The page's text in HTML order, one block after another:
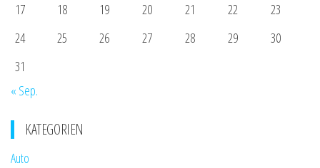
17
18 19 20 21 22
23
24
25 26 27 28 29
30
31
« Sep.
KATEGORIEN
Auto